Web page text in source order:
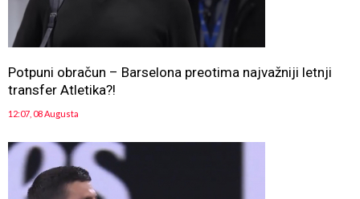
Potpuni obračun – Barselona preotima najvažniji letnji
transfer Atletika?!
12:07, 08 Augusta